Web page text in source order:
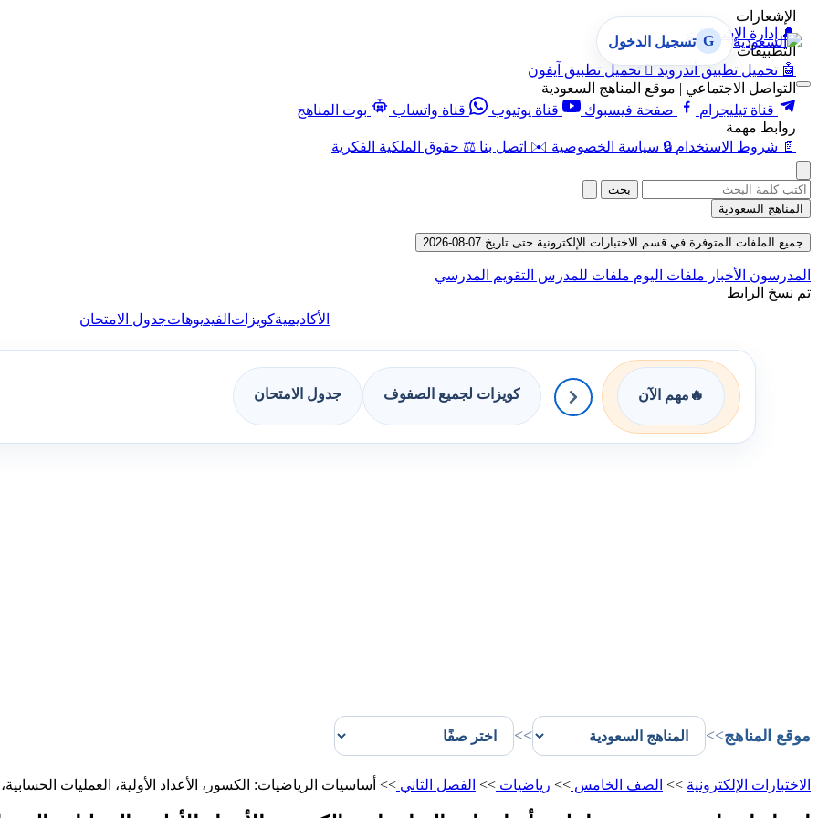
الإشعارات
🔔 إدارة الإشعارات
التطبيقات
🤖 تحميل تطبيق أندرويد  تحميل تطبيق آيفون
التواصل الاجتماعي | موقع المناهج السعودية
قناة تيليجرام
صفحة فيسبوك قناة يوتيوب قناة واتساب
بوت المناهج
روابط مهمة
📄 شروط الاستخدام 🔒 سياسة الخصوصية ✉️ اتصل بنا ⚖️ حقوق الملكية الفكرية
G تسجيل الدخول
بحث
المناهج السعودية
جميع الملفات المتوفرة في قسم الاختبارات الإلكترونية حتى تاريخ 07-08-2026
المدرسون الأخبار ملفات اليوم ملفات للمدرس التقويم المدرسي
تم نسخ الرابط
الأكاديميةكويزات الفيديوهاتجدول الامتحان
🔥 مهم الآن كويزات لجميع الصفوف جدول الامتحان
موقع المناهج>>
>>
الاختبارات الإلكترونية >> الصف الخامس >> رياضيات >> الفصل الثاني >> أساسيات الرياضيات: الكسور، الأعداد الأولية، العمليات